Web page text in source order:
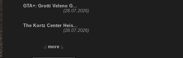
GTA+: Grotti Veleno G...
(28.07.2026)
The Kortz Center Heis...
(28.07.2026)
.: more :.